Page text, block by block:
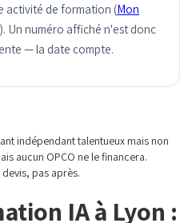
activité de formation (Mon
Un numéro affiché n'est donc
— la date compte.
indépendant talentueux mais non
aucun OPCO ne le financera.
pas après.
IA à Lyon :